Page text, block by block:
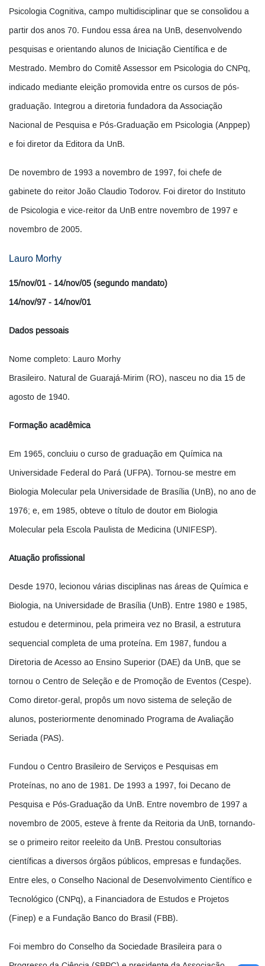
Psicologia Cognitiva, campo multidisciplinar que se consolidou a
partir dos anos 70. Fundou essa área na UnB, desenvolvendo
pesquisas e orientando alunos de Iniciação Científica e de
Mestrado. Membro do Comitê Assessor em Psicologia do CNPq,
indicado mediante eleição promovida entre os cursos de pós-
graduação. Integrou a diretoria fundadora da Associação
Nacional de Pesquisa e Pós-Graduação em Psicologia (Anppep)
e foi diretor da Editora da UnB.
De novembro de 1993 a novembro de 1997, foi chefe de
gabinete do reitor João Claudio Todorov. Foi diretor do Instituto
de Psicologia e vice-reitor da UnB entre novembro de 1997 e
novembro de 2005.
Lauro Morhy
15/nov/01 - 14/nov/05 (segundo mandato)
14/nov/97 - 14/nov/01
Dados pessoais
Nome completo: Lauro Morhy
Brasileiro. Natural de Guarajá-Mirim (RO), nasceu no dia 15 de
agosto de 1940.
Formação acadêmica
Em 1965, concluiu o curso de graduação em Química na
Universidade Federal do Pará (UFPA). Tornou-se mestre em
Biologia Molecular pela Universidade de Brasília (UnB), no ano de
1976; e, em 1985, obteve o título de doutor em Biologia
Molecular pela Escola Paulista de Medicina (UNIFESP).
Atuação profissional
Desde 1970, lecionou várias disciplinas nas áreas de Química e
Biologia, na Universidade de Brasília (UnB). Entre 1980 e 1985,
estudou e determinou, pela primeira vez no Brasil, a estrutura
sequencial completa de uma proteína. Em 1987, fundou a
Diretoria de Acesso ao Ensino Superior (DAE) da UnB, que se
tornou o Centro de Seleção e de Promoção de Eventos (Cespe).
Como diretor-geral, propôs um novo sistema de seleção de
alunos, posteriormente denominado Programa de Avaliação
Seriada (PAS).
Fundou o Centro Brasileiro de Serviços e Pesquisas em
Proteínas, no ano de 1981. De 1993 a 1997, foi Decano de
Pesquisa e Pós-Graduação da UnB. Entre novembro de 1997 a
novembro de 2005, esteve à frente da Reitoria da UnB, tornando-
se o primeiro reitor reeleito da UnB. Prestou consultorias
científicas a diversos órgãos públicos, empresas e fundações.
Entre eles, o Conselho Nacional de Desenvolvimento Científico e
Tecnológico (CNPq), a Financiadora de Estudos e Projetos
(Finep) e a Fundação Banco do Brasil (FBB).
Foi membro do Conselho da Sociedade Brasileira para o